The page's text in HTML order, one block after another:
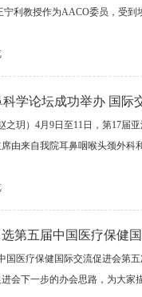
宁利教授作为AACO委员，受
学论坛成功举办 国际
之玥）4月9日至11日，第17届
由来自我院耳鼻咽喉头颈外
第五届中国医疗保健
国医疗保健国际交流促进会第
会下一步的办会思路，为大